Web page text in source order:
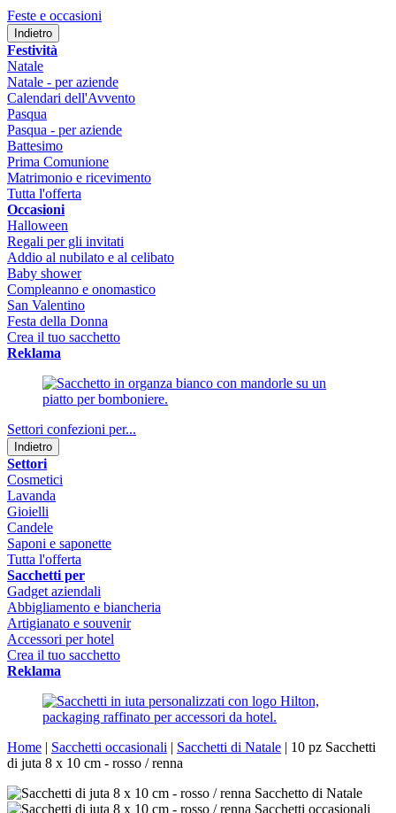
Feste e occasioni
Indietro
Festività
Natale
Natale - per aziende
Calendari dell'Avvento
Pasqua
Pasqua - per aziende
Battesimo
Prima Comunione
Matrimonio e ricevimento
Tutta l'offerta
Occasioni
Halloween
Regali per gli invitati
Addio al nubilato e al celibato
Baby shower
Compleanno e onomastico
San Valentino
Festa della Donna
Crea il tuo sacchetto
Reklama
Settori confezioni per...
Indietro
Settori
Cosmetici
Lavanda
Gioielli
Candele
Saponi e saponette
Tutta l'offerta
Sacchetti per
Gadget aziendali
Abbigliamento e biancheria
Artigianato e souvenir
Accessori per hotel
Crea il tuo sacchetto
Reklama
Home | Sacchetti occasionali | Sacchetti di Natale | 10 pz Sacchetti
di juta 8 x 10 cm - rosso / renna